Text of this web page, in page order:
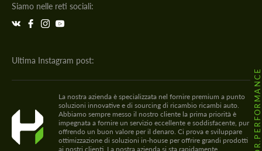
Siamo nelle reti sociali:
Ultima Instagram post:
La nostra azienda è specializzata nel fornire premium a punto
soluzioni innovative e di sourcing di ricambio ricambi auto.
Abbiamo sempre messo il nostro cliente la prima priorità è
impegnata a fornire un servizio eccellente e soddisfacente, pur
offrendo un buon valore per il denaro. Ci prova e sviluppare
ottimizzazione di soluzioni in-house per offrire grandi prodotti
ai nostri clienti. La nostra azienda si sta rapidamente